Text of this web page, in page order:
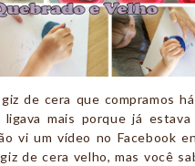
de cera que compramos
ligava mais porque já
vi um vídeo no Facebook
de cera velho, mas você